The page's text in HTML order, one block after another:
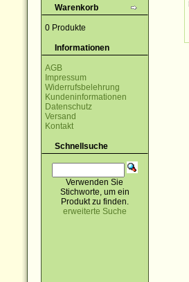
Warenkorb
0 Produkte
Informationen
AGB
Impressum
Widerrufsbelehrung
Kundeninformationen
Datenschutz
Versand
Kontakt
Schnellsuche
Verwenden Sie
Stichworte, um ein
Produkt zu finden.
erweiterte Suche